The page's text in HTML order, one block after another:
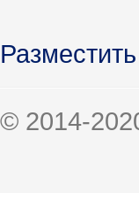
© 2014-